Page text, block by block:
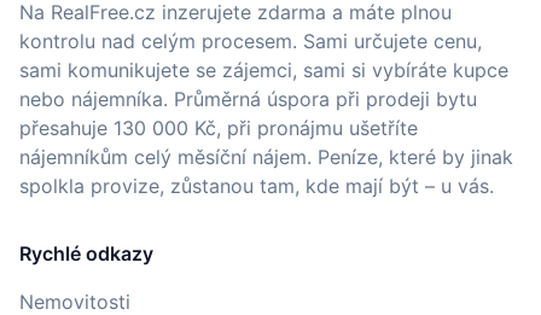
Na RealFree.cz inzerujete zdarma a máte plnou
kontrolu nad celým procesem. Sami určujete cenu,
sami komunikujete se zájemci, sami si vybíráte kupce
nebo nájemníka. Průměrná úspora při prodeji bytu
přesahuje 130 000 Kč, při pronájmu ušetříte
nájemníkům celý měsíční nájem. Peníze, které by jinak
spolkla provize, zůstanou tam, kde mají být – u vás.
Rychlé odkazy
Nemovitosti